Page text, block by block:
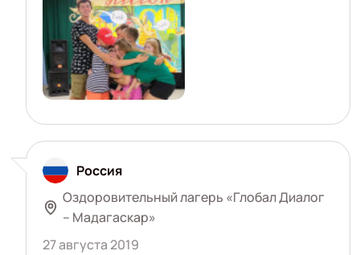
Россия
Оздоровительный лагерь «Глобал Диалог
– Мадагаскар»
27 августа 2019